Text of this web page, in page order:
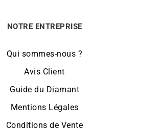
NOTRE ENTREPRISE
Qui sommes-nous ?
Avis Client
Guide du Diamant
Mentions Légales
Conditions de Vente